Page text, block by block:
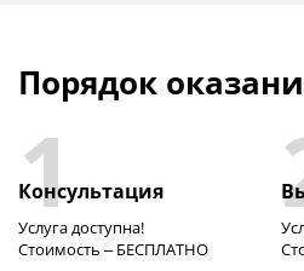
Порядок
1
Консультация
Услуга доступна!
Стоимость – БЕСПЛАТНО